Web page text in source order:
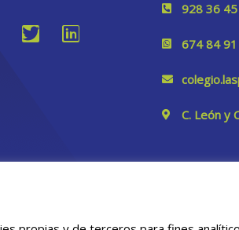
928 36
674 84
C. León y